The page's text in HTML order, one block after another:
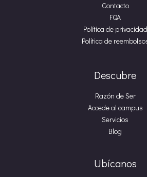
Contacto
FQA
Política de privacidad
Política de
Descubre
Razón de Ser
Accede al campus
Servicios
Blog
Ubícanos